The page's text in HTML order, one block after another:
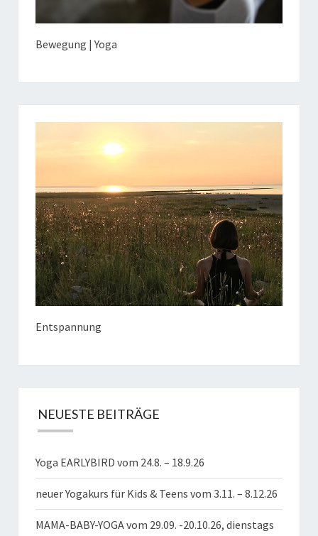
Bewegung | Yoga
Entspannung
NEUESTE BEITRÄGE
Yoga EARLYBIRD vom 24.8. – 18.9.26
neuer Yogakurs für Kids & Teens vom 3.11. – 8.12.26
MAMA-BABY-YOGA vom 29.09. -20.10.26, dienstags